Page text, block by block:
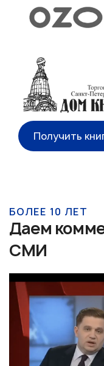
Получить
БОЛЕЕ 10 ЛЕТ
Даем
СМИ